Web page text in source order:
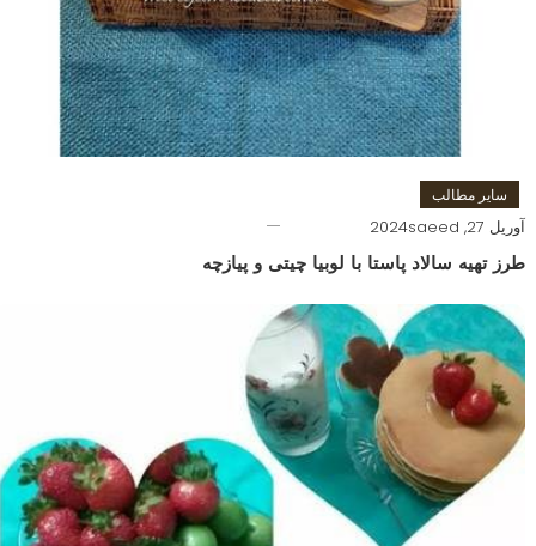
سایر مطالب
آوریل 27, 2024 saeed
طرز تهیه سالاد پاستا با لوبیا چیتی و پیازچه